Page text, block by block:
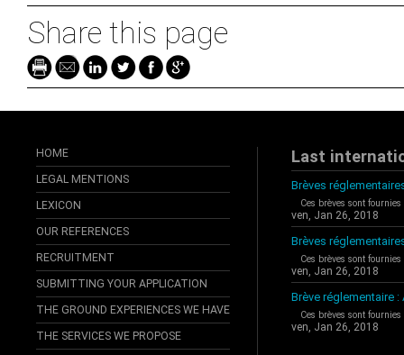
Share this page
HOME
LEGAL MENTIONS
LEXICON
OUR REFERENCES
RECRUITMENT
SUBMITTING YOUR APPLICATION
THE GROUND EXPERIENCES WE HAVE
THE SERVICES WE PROPOSE
Last
Brèves
Ces brèves sont
ven, Jan 26, 2018
Brèves
Ces brèves sont
ven, Jan 26, 2018
Brève réglementaire :
Ces brèves sont
ven, Jan 26, 2018